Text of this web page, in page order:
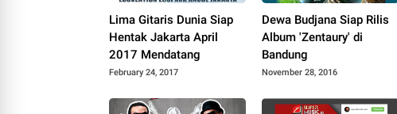
Lima Gitaris Dunia Siap
Hentak Jakarta April
2017 Mendatang
February 24, 2017
Dewa Budjana Siap Rilis
Album 'Zentaury' di
Bandung
November 28, 2016